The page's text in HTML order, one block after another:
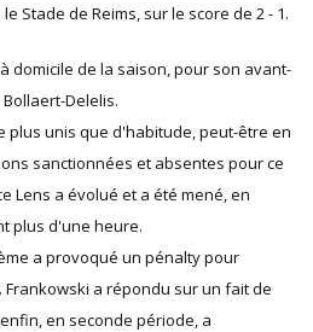
Stade de Reims, sur le score de 2 - 1.
domicile de la saison, pour son avant-
Delelis.
plus unis que d'habitude, peut-être en
sanctionnées et absentes pour ce
Lens a évolué et a été mené, en
plus d'une heure.
a provoqué un pénalty pour
a répondu sur un fait de
en seconde période, a